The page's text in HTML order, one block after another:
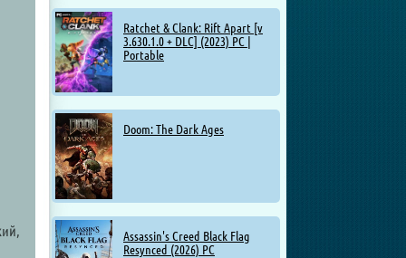
Ratchet & Clank: Rift Apart [v
3.630.1.0 + DLC] (2023) PC |
Portable
Doom: The Dark Ages
Assassin's Creed Black Flag
Resynced (2026) PC